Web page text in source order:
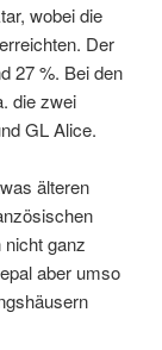
wobei die
Der
27 %. Bei den
die zwei
GL Alice.
älteren
ganz
aber umso